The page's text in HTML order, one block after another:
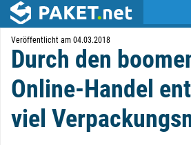
Veröffentlicht am 04.03.2018
Durch den
Online-Handel
viel